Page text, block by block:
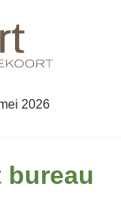
2026